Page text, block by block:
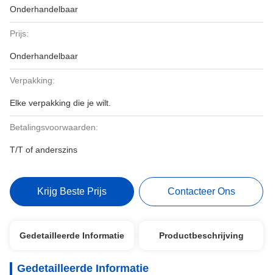
Onderhandelbaar
Prijs:
Onderhandelbaar
Verpakking:
Elke verpakking die je wilt.
Betalingsvoorwaarden:
T/T of anderszins
Krijg Beste Prijs Contacteer Ons
Gedetailleerde Informatie Productbeschrijving
Gedetailleerde Informatie